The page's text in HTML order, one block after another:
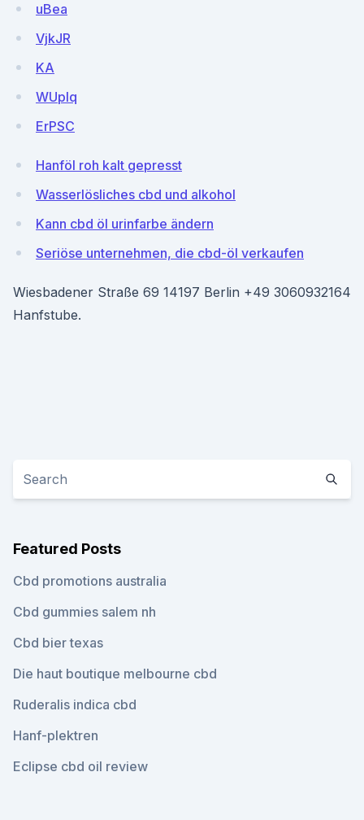
uBea
VjkJR
KA
WUplq
ErPSC
Hanföl roh kalt gepresst
Wasserlösliches cbd und alkohol
Kann cbd öl urinfarbe ändern
Seriöse unternehmen, die cbd-öl verkaufen
Wiesbadener Straße 69 14197 Berlin +49 3060932164
Hanfstube.
Featured Posts
Cbd promotions australia
Cbd gummies salem nh
Cbd bier texas
Die haut boutique melbourne cbd
Ruderalis indica cbd
Hanf-plektren
Eclipse cbd oil review